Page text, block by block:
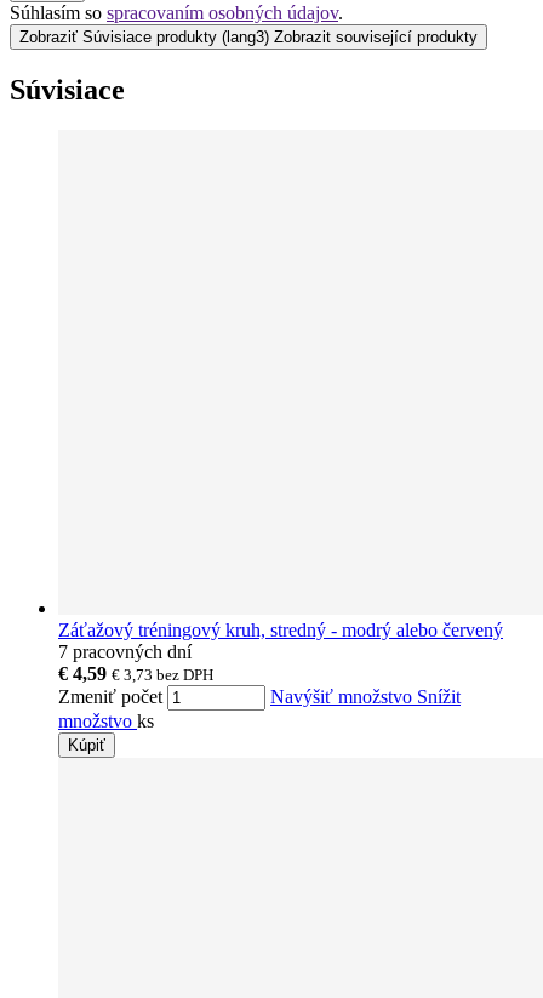
Súhlasím so spracovaním osobných údajov.
Zobraziť Súvisiace produkty (lang3) Zobrazit související produkty
Súvisiace
Záťažový tréningový kruh, stredný - modrý alebo červený
7 pracovných dní
€ 4,59 € 3,73 bez DPH
Zmeniť počet Navýšiť množstvo Snížit
množstvo ks
Kúpiť